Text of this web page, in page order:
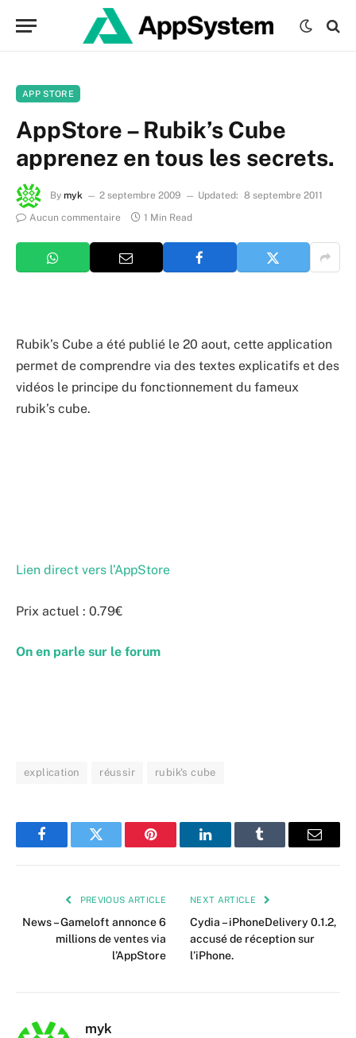
APP STORE
AppStore – Rubik’s Cube
apprenez en tous les secrets.
By myk 2 septembre 2009 Updated: 8 septembre 2011
Aucun commentaire
1 Min Read
Rubik’s Cube a été publié le 20 aout, cette application
permet de comprendre via des textes explicatifs et des
vidéos le principe du fonctionnement du fameux
rubik’s cube.
Lien direct vers l’AppStore
Prix actuel : 0.79€
On en parle sur le forum
explication réussir rubik's cube
FacebookTwitter Pinterest LinkedInTumblr Email
PREVIOUS ARTICLE
News – Gameloft annonce 6
millions de ventes via
l’AppStore
NEXT ARTICLE
Cydia – iPhoneDelivery 0.1.2,
accusé de réception sur
l’iPhone.
myk